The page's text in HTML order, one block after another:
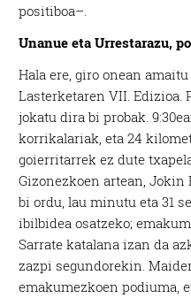
positiboa–.
Unanue eta Urrestarazu,
Hala ere, giro onean
Lasterketaren VII. Edizioa.
jokatu dira bi probak.
korrikalariak, eta 24
goierritarrek ez dute
Gizonezkoen artean, Jokin
bi ordu, lau minutu eta 31
ibilbidea osatzeko;
Sarrate katalana izan da
zazpi segundorekin.
emakumezkoen podiuma,